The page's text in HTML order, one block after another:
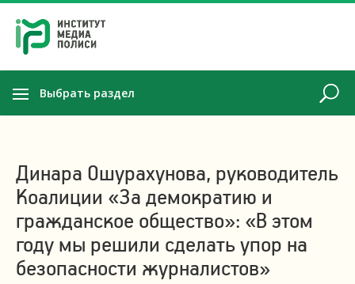
Выбрать раздел
Динара Ошурахунова, руководитель
Коалиции «За демократию и
гражданское общество»: «В этом
году мы решили сделать упор на
безопасности журналистов»